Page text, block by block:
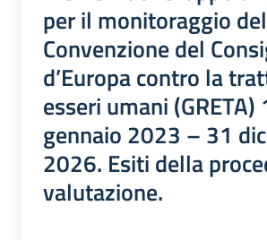
per il monitoraggio
Convenzione del
d’Europa contro la
esseri umani (GRETA)
gennaio 2023 – 31
2026. Esiti della
valutazione.